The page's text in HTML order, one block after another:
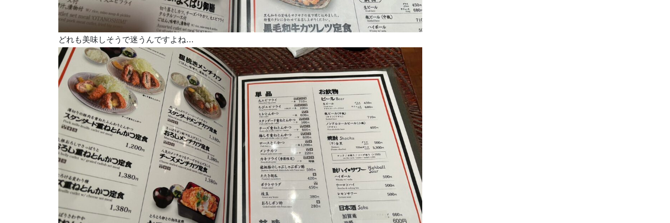
どれも美味しそうで迷うんですよね…